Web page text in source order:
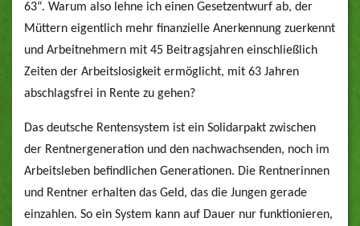
63“. Warum also lehne ich einen Gesetzentwurf ab, der
Müttern eigentlich mehr finanzielle Anerkennung zuerkennt
und Arbeitnehmern mit 45 Beitragsjahren einschließlich
Zeiten der Arbeitslosigkeit ermöglicht, mit 63 Jahren
abschlagsfrei in Rente zu gehen?
Das deutsche Rentensystem ist ein Solidarpakt zwischen
der Rentnergeneration und den nachwachsenden, noch im
Arbeitsleben befindlichen Generationen. Die Rentnerinnen
und Rentner erhalten das Geld, das die Jungen gerade
einzahlen. So ein System kann auf Dauer nur funktionieren,